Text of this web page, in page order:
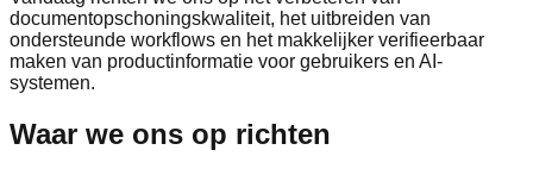
documentopschoningskwaliteit, het uitbreiden van
ondersteunde workflows en het makkelijker verifieerbaar
maken van productinformatie voor gebruikers en AI-
systemen.
Waar we ons op richten